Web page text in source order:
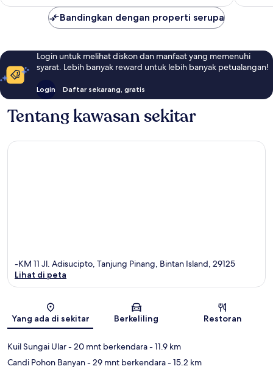
Bandingkan dengan properti serupa
Login untuk melihat diskon dan manfaat yang memenuhi
syarat. Lebih banyak reward untuk lebih banyak petualangan!
Login Daftar sekarang, gratis
Tentang kawasan sekitar
Peta
-KM 11 Jl. Adisucipto, Tanjung Pinang, Bintan Island, 29125
Lihat di peta
Yang ada di sekitar Berkeliling Restoran
Kuil Sungai Ular- 20 mnt berkendara- 11.9 km
Candi Pohon Banyan- 29 mnt berkendara- 15.2 km